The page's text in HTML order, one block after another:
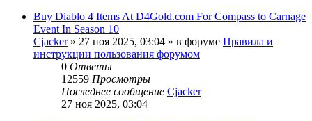
Buy Diablo 4 Items At D4Gold.com For Compass to Carnage
Event In Season 10
Cjacker» 27 ноя 2025, 03:04 » в форуме Правила и
инструкции пользования форумом
0 Ответы
12559 Просмотры
Последнее сообщение Cjacker
27 ноя 2025, 03:04